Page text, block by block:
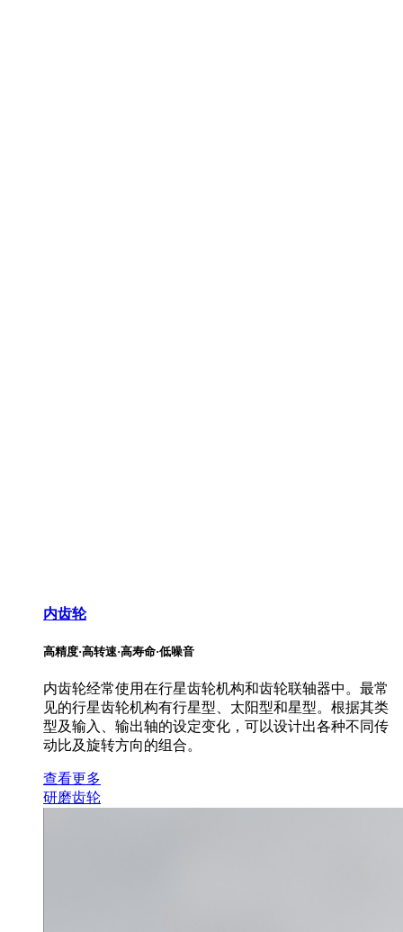
内齿轮
高精度·高转速·高寿命·低噪音
内齿轮经常使用在行星齿轮机构和齿轮联轴器中。最常
见的行星齿轮机构有行星型、太阳型和星型。根据其类
型及输入、输出轴的设定变化，可以设计出各种不同传
动比及旋转方向的组合。
查看更多
研磨齿轮